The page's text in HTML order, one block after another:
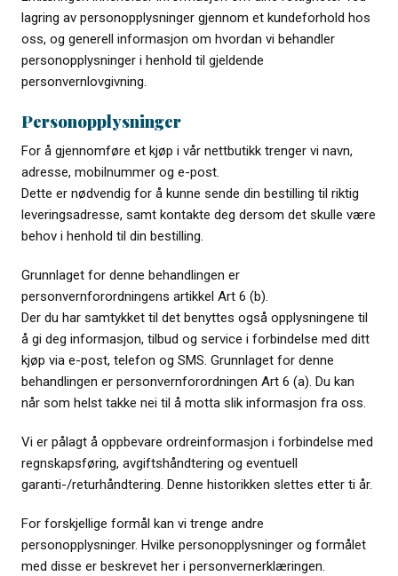
lagring av personopplysninger gjennom et kundeforhold hos
oss, og generell informasjon om hvordan vi behandler
personopplysninger i henhold til gjeldende
personvernlovgivning.
Personopplysninger
For å gjennomføre et kjøp i vår nettbutikk trenger vi navn,
adresse, mobilnummer og e-post.
Dette er nødvendig for å kunne sende din bestilling til riktig
leveringsadresse, samt kontakte deg dersom det skulle være
behov i henhold til din bestilling.
Grunnlaget for denne behandlingen er
personvernforordningens artikkel Art 6 (b).
Der du har samtykket til det benyttes også opplysningene til
å gi deg informasjon, tilbud og service i forbindelse med ditt
kjøp via e-post, telefon og SMS. Grunnlaget for denne
behandlingen er personvernforordningen Art 6 (a). Du kan
når som helst takke nei til å motta slik informasjon fra oss.
Vi er pålagt å oppbevare ordreinformasjon i forbindelse med
regnskapsføring, avgiftshåndtering og eventuell
garanti-/returhåndtering. Denne historikken slettes etter ti år.
For forskjellige formål kan vi trenge andre
personopplysninger. Hvilke personopplysninger og formålet
med disse er beskrevet her i personvernerklæringen.